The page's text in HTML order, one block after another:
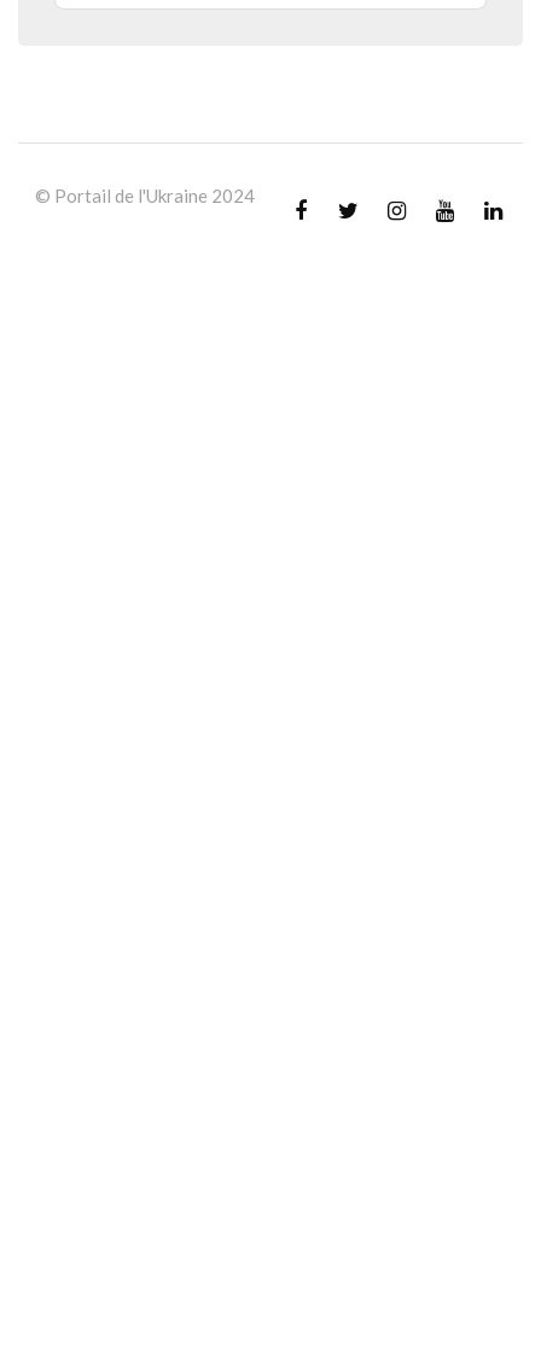
© Portail de l'Ukraine 2024